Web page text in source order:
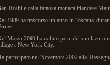
Roshi e dalla famosa monaca irlandese
1989 ha trascorso un anno in Toscana,
Marzo 2000 ha esibito parte del suo lavoro
a New York City.
partecipato nel Novembre 2002 alla